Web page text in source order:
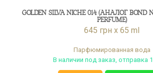
GOLDEN SILVA NICHE 014 (АНАЛОГ BOND
PERFUME)
645 грн x 65 ml
Парфюмированная вода
В наличии под заказ, отправка